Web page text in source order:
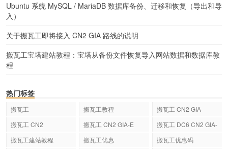
Ubuntu 系统 MySQL / MariaDB 数据库备份、迁移和恢复（导出和导
入）
关于搬瓦工即将接入 CN2 GIA 路线的说明
搬瓦工宝塔建站教程：宝塔从备份文件恢复导入网站数据和数据库教
程
热门标签
搬瓦工 搬瓦工教程
搬瓦工 CN2 GIA
搬瓦工 CN2
搬瓦工 CN2 GIA-E
搬瓦工 DC6 CN2 GIA-
搬瓦工建站教程 搬瓦工优惠
搬瓦工优惠码